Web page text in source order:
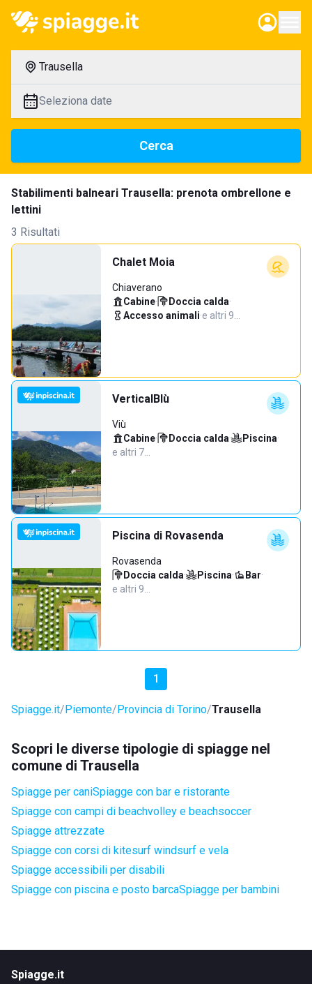
Trausella
Seleziona date
Cerca
Stabilimenti balneari Trausella: prenota ombrellone e
lettini
3 Risultati
Chalet Moia
Chiaverano
Cabine· Doccia calda·
Accesso animali·e altri 9…
VerticalBlù
Viù
Cabine· Doccia calda· Piscina·
e altri 7…
Piscina di Rovasenda
Rovasenda
Doccia calda· Piscina· Bar·
e altri 9…
1
Spiagge.it Piemonte Provincia di Torino Trausella
Scopri le diverse tipologie di spiagge nel
comune di Trausella
Spiagge per caniSpiagge con bar e ristorante
Spiagge con campi di beachvolley e beachsoccer
Spiagge attrezzate
Spiagge con corsi di kitesurf windsurf e vela
Spiagge accessibili per disabili
Spiagge con piscina e posto barcaSpiagge per bambini
Spiagge.it